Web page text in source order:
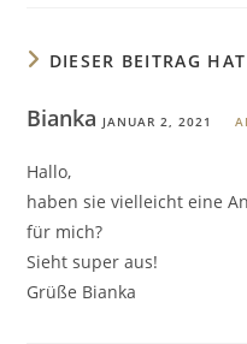
DIESER BEITRAG
Bianka JANUAR 2, 2021
Hallo,
haben sie vielleicht eine
für mich?
Sieht super aus!
Grüße Bianka